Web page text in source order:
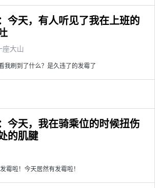
今天，有人听见了我在上班的
座大山
我刷到了什么？是久违了的发霉了
今天，我在骑乘位的时候扭伤
的肌腱
发霉啦！今天居然有发霉啦！